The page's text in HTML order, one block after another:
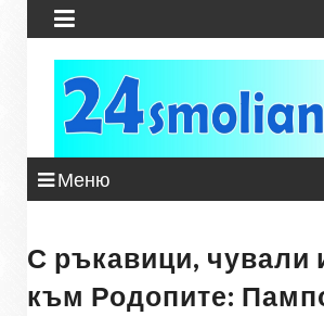

Меню
С ръкавици, чували
към Родопите: